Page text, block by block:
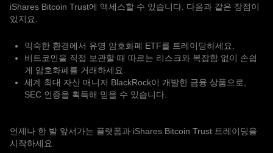
iShares Bitcoin Trust에 액세스할 수 있습니다. 다음과 같은 장점이
있지요.
익숙한 환경에서 유명 암호화폐 ETF를 트레이딩하세요.
비트코인을 직접 보관할 때 따르는 리스크와 복잡함 없이 손쉽
게 암호화폐를 거래하세요.
세계 최대 자산 매니저 BlackRock이 개발한 금융 상품으로,
SEC 인증을 획득해 믿을 수 있습니다.
언제나 한 발 앞서가는 플랫폼과 iShares Bitcoin Trust 트레이딩을
시작하세요.